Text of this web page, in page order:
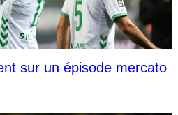
sur un épisode mercato